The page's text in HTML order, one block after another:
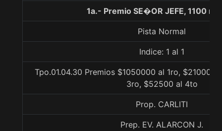
1a.- Premio SE�OR JEFE, 1100
Pista Normal
Indice: 1 al 1
Tpo.01.04.30 Premios $1050000 al 1ro, $210000
3ro, $52500 al 4to
Prop. CARLITI
Prep. EV. ALARCON J.